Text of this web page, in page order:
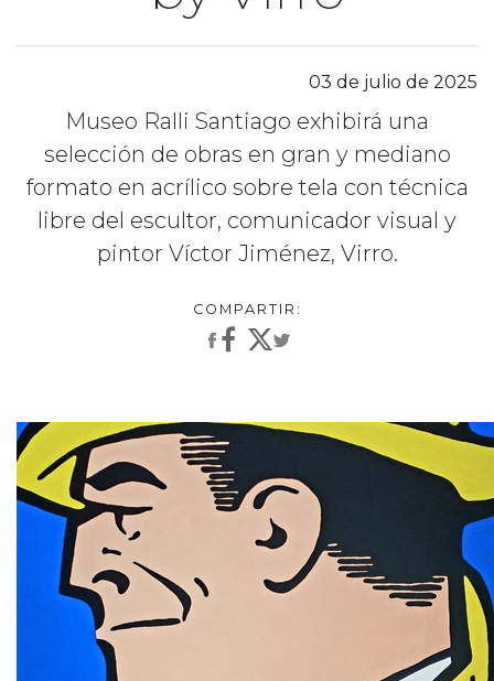
03 de julio de 2025
Museo Ralli Santiago exhibirá una
selección de obras en gran y mediano
formato en acrílico sobre tela con técnica
libre del escultor, comunicador visual y
pintor Víctor Jiménez, Virro.